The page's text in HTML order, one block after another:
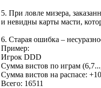
5. При ловле мизера,
и невидны карты масти,
6. Старая ошибка –
Пример:
Игрок DDD
Сумма вистов по играм
Сумма вистов на распасе:
Всего: 16511